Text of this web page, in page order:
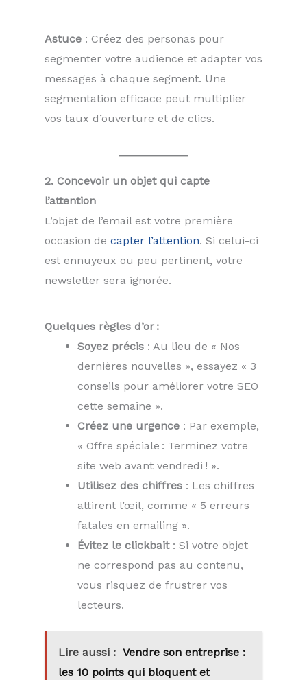
Astuce : Créez des personas pour
segmenter votre audience et adapter vos
messages à chaque segment. Une
segmentation efficace peut multiplier
vos taux d’ouverture et de clics.
2. Concevoir un objet qui capte
l’attention
L’objet de l’email est votre première
occasion de capter l’attention. Si celui-ci
est ennuyeux ou peu pertinent, votre
newsletter sera ignorée.
Quelques règles d’or :
Soyez précis : Au lieu de « Nos
dernières nouvelles », essayez « 3
conseils pour améliorer votre SEO
cette semaine ».
Créez une urgence : Par exemple,
« Offre spéciale : Terminez votre
site web avant vendredi ! ».
Utilisez des chiffres : Les chiffres
attirent l’œil, comme « 5 erreurs
fatales en emailing ».
Évitez le clickbait: Si votre objet
ne correspond pas au contenu,
vous risquez de frustrer vos
lecteurs.
Lire aussi : Vendre son entreprise :
les 10 points qui bloquent et